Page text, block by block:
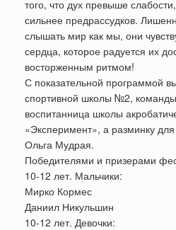
того, что дух превыше
сильнее предрассудков.
слышать мир как мы, они
сердца, которое радуется их
восторженным ритмом!
С показательной программой
спортивной школы №2,
воспитанница школы
«Эксперимент», а разминку
Ольга Мудрая.
Победителями и призерами
10-12 лет. Мальчики:
Мирко Кормес
Даниил Никульшин
10-12 лет. Девочки: